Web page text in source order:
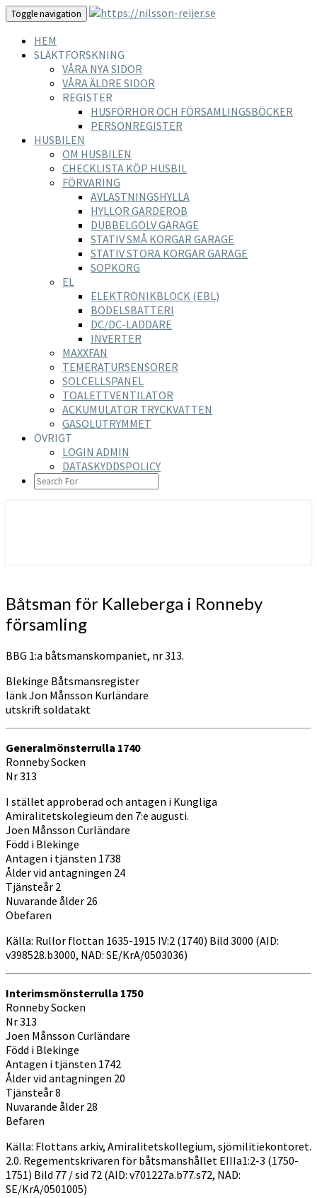
Toggle navigation
HEM
SLÄKTFORSKNING
VÅRA NYA SIDOR
VÅRA ÄLDRE SIDOR
REGISTER
HUSFÖRHÖR OCH FÖRSAMLINGSBÖCKER
PERSONREGISTER
HUSBILEN
OM HUSBILEN
CHECKLISTA KÖP HUSBIL
FÖRVARING
AVLASTNINGSHYLLA
HYLLOR GARDEROB
DUBBELGOLV GARAGE
STATIV SMÅ KORGAR GARAGE
STATIV STORA KORGAR GARAGE
SOPKORG
EL
ELEKTRONIKBLOCK (EBL)
BODELSBATTERI
DC/DC-LADDARE
INVERTER
MAXXFAN
TEMERATURSENSORER
SOLCELLSPANEL
TOALETTVENTILATOR
ACKUMULATOR TRYCKVATTEN
GASOLUTRYMMET
ÖVRIGT
LOGIN ADMIN
DATASKYDDSPOLICY
SEARCH
ICON
Båtsman
för
Kalleberga
Ronneby
Båtsman för Kalleberga i Ronneby
församling
BBG 1:a båtsmanskompaniet, nr 313.
Blekinge Båtsmansregister
länk Jon Månsson Kurländare
utskrift soldatakt
Generalmönsterrulla 1740
Ronneby Socken
Nr 313
I stället approberad och antagen i Kungliga
Amiralitetskolegieum den 7:e augusti.
Joen Månsson Curländare
Född i Blekinge
Antagen i tjänsten 1738
Ålder vid antagningen 24
Tjänsteår 2
Nuvarande ålder 26
Obefaren
Källa: Rullor flottan 1635-1915 IV:2 (1740) Bild 3000 (AID:
v398528.b3000, NAD: SE/KrA/0503036)
Interimsmönsterrulla 1750
Ronneby Socken
Nr 313
Joen Månsson Curländare
Född i Blekinge
Antagen i tjänsten 1742
Ålder vid antagningen 20
Tjänsteår 8
Nuvarande ålder 28
Befaren
Källa: Flottans arkiv, Amiralitetskollegium, sjömilitiekontoret.
2.0. Regementskrivaren för båtsmanshållet EIIIa1:2-3 (1750-
1751) Bild 77 / sid 72 (AID: v701227a.b77.s72, NAD:
SE/KrA/0501005)